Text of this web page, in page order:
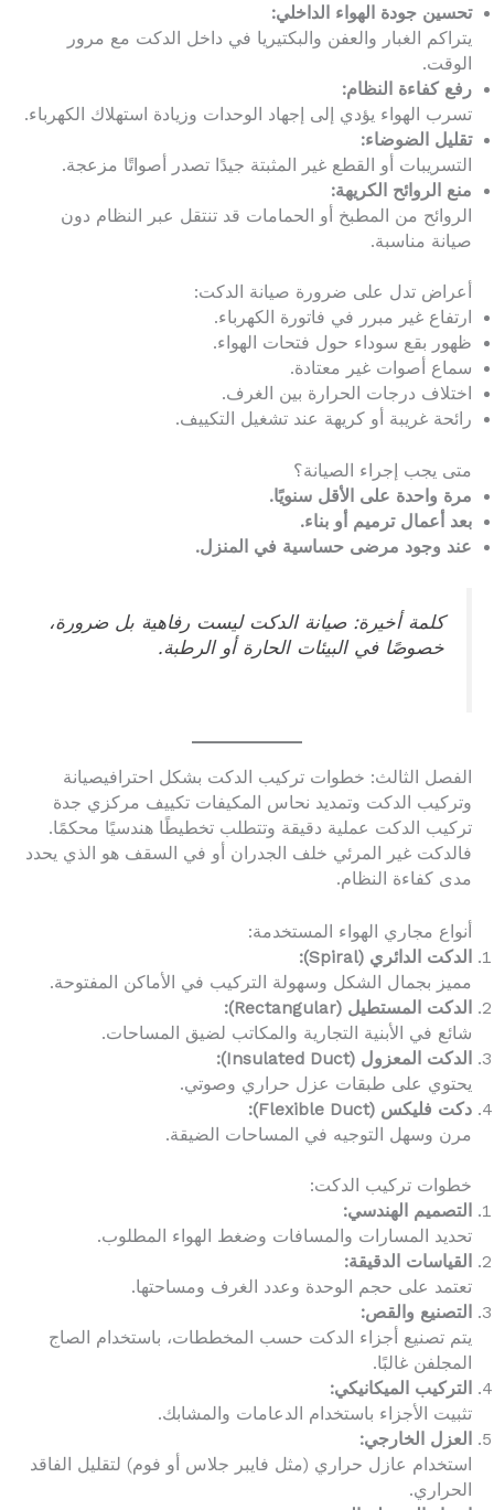
تحسين جودة الهواء الداخلي:
يتراكم الغبار والعفن والبكتيريا في داخل الدكت مع مرور
الوقت.
رفع كفاءة النظام:
تسرب الهواء يؤدي إلى إجهاد الوحدات وزيادة استهلاك الكهرباء.
تقليل الضوضاء:
التسريبات أو القطع غير المثبتة جيدًا تصدر أصواتًا مزعجة.
منع الروائح الكريهة:
الروائح من المطبخ أو الحمامات قد تنتقل عبر النظام دون
صيانة مناسبة.
أعراض تدل على ضرورة صيانة الدكت:
ارتفاع غير مبرر في فاتورة الكهرباء.
ظهور بقع سوداء حول فتحات الهواء.
سماع أصوات غير معتادة.
اختلاف درجات الحرارة بين الغرف.
رائحة غريبة أو كريهة عند تشغيل التكييف.
متى يجب إجراء الصيانة؟
مرة واحدة على الأقل سنويًا.
بعد أعمال ترميم أو بناء.
عند وجود مرضى حساسية في المنزل.
كلمة أخيرة: صيانة الدكت ليست رفاهية بل ضرورة،
خصوصًا في البيئات الحارة أو الرطبة.
الفصل الثالث: خطوات تركيب الدكت بشكل احترافيصيانة
وتركيب الدكت وتمديد نحاس المكيفات تكييف مركزي جدة
تركيب الدكت عملية دقيقة وتتطلب تخطيطًا هندسيًا محكمًا.
فالدكت غير المرئي خلف الجدران أو في السقف هو الذي يحدد
مدى كفاءة النظام.
أنواع مجاري الهواء المستخدمة:
الدكت الدائري (Spiral):
مميز بجمال الشكل وسهولة التركيب في الأماكن المفتوحة.
الدكت المستطيل (Rectangular):
شائع في الأبنية التجارية والمكاتب لضيق المساحات.
الدكت المعزول (Insulated Duct):
يحتوي على طبقات عزل حراري وصوتي.
دكت فليكس (Flexible Duct):
مرن وسهل التوجيه في المساحات الضيقة.
خطوات تركيب الدكت:
التصميم الهندسي:
تحديد المسارات والمسافات وضغط الهواء المطلوب.
القياسات الدقيقة:
تعتمد على حجم الوحدة وعدد الغرف ومساحتها.
التصنيع والقص:
يتم تصنيع أجزاء الدكت حسب المخططات، باستخدام الصاج
المجلفن غالبًا.
التركيب الميكانيكي:
تثبيت الأجزاء باستخدام الدعامات والمشابك.
العزل الخارجي:
استخدام عازل حراري (مثل فايبر جلاس أو فوم) لتقليل الفاقد
الحراري.